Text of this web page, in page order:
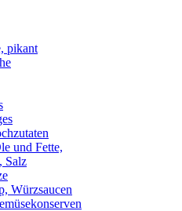
pikant
und Fette,
Salz
Würzsaucen